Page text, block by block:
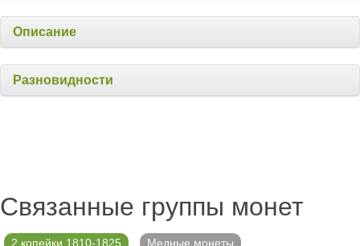
Описание
Разновидности
Связанные группы монет
2 копейки 1810-1825 Медные монеты